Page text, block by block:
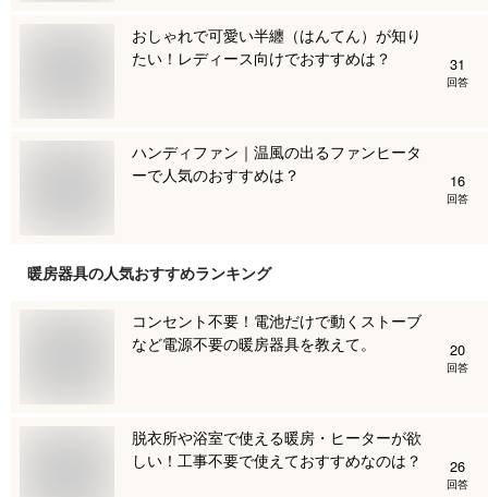
おしゃれで可愛い半纏（はんてん）が知り
たい！レディース向けでおすすめは？
31
回答
ハンディファン｜温風の出るファンヒータ
ーで人気のおすすめは？
16
回答
暖房器具の人気おすすめランキング
コンセント不要！電池だけで動くストーブ
など電源不要の暖房器具を教えて。
20
回答
脱衣所や浴室で使える暖房・ヒーターが欲
しい！工事不要で使えておすすめなのは？
26
回答